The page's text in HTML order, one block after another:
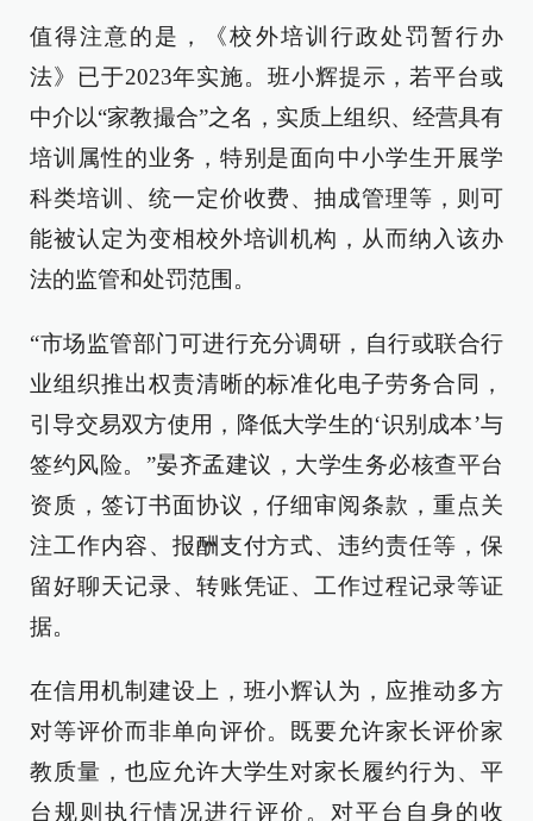
值得注意的是，《校外培训行政处罚暂行办
法》已于2023年实施。班小辉提示，若平台或
中介以“家教撮合”之名，实质上组织、经营具有
培训属性的业务，特别是面向中小学生开展学
科类培训、统一定价收费、抽成管理等，则可
能被认定为变相校外培训机构，从而纳入该办
法的监管和处罚范围。
“市场监管部门可进行充分调研，自行或联合行
业组织推出权责清晰的标准化电子劳务合同，
引导交易双方使用，降低大学生的‘识别成本’与
签约风险。”晏齐孟建议，大学生务必核查平台
资质，签订书面协议，仔细审阅条款，重点关
注工作内容、报酬支付方式、违约责任等，保
留好聊天记录、转账凭证、工作过程记录等证
据。
在信用机制建设上，班小辉认为，应推动多方
对等评价而非单向评价。既要允许家长评价家
教质量，也应允许大学生对家长履约行为、平
台规则执行情况进行评价。对平台自身的收